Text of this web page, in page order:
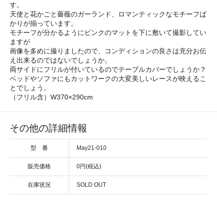
す。
天使と花かごと薔薇のガーランド、ロマンティックなモチーフば
かりが揃っています。
モチーフが分かるようにピンクのマットを下に敷いて撮影してい
ますが
画像を多めに撮りましたので、コンディションの良さは充分お伝
え出来るのではないでしょうか。
両サイドにフリルが付いているのでテーブルカバーでしょうか？
ベッドやソファにもカットワークの大変美しいレースが映えるこ
とでしょう。
（フリル含）W370×290cm
その他の詳細情報
型 番 May21-010
販売価格 0円(税込)
在庫状況 SOLD OUT